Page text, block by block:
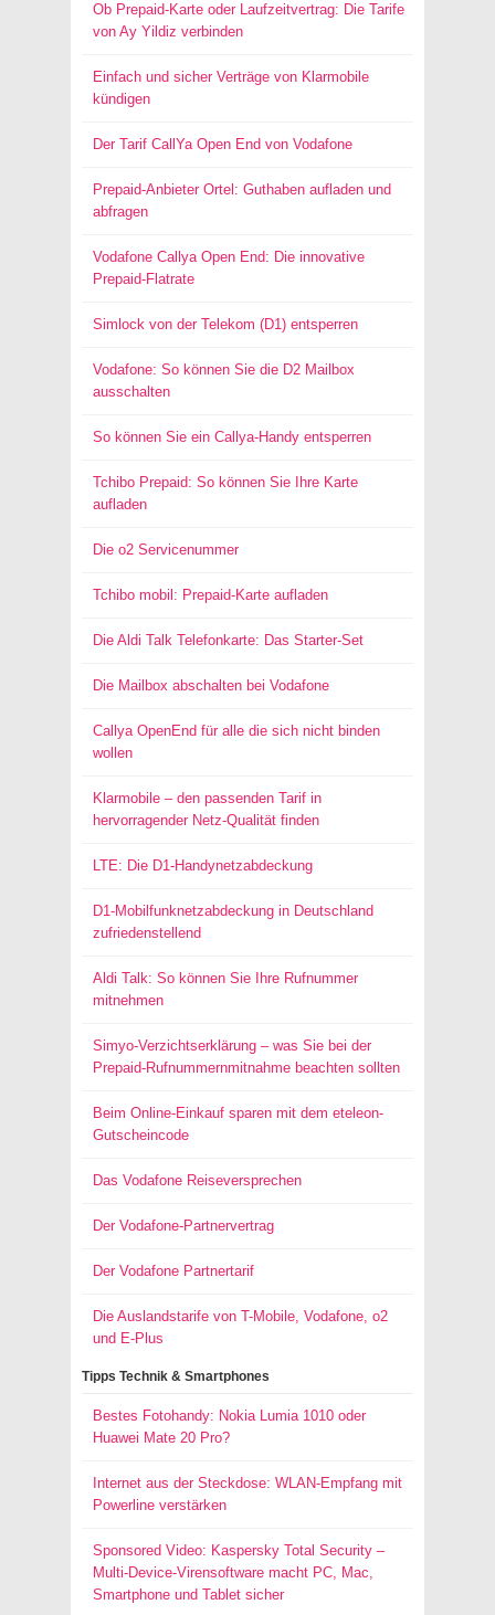
Ob Prepaid-Karte oder Laufzeitvertrag: Die Tarife
von Ay Yildiz verbinden
Einfach und sicher Verträge von Klarmobile
kündigen
Der Tarif CallYa Open End von Vodafone
Prepaid-Anbieter Ortel: Guthaben aufladen und
abfragen
Vodafone Callya Open End: Die innovative
Prepaid-Flatrate
Simlock von der Telekom (D1) entsperren
Vodafone: So können Sie die D2 Mailbox
ausschalten
So können Sie ein Callya-Handy entsperren
Tchibo Prepaid: So können Sie Ihre Karte
aufladen
Die o2 Servicenummer
Tchibo mobil: Prepaid-Karte aufladen
Die Aldi Talk Telefonkarte: Das Starter-Set
Die Mailbox abschalten bei Vodafone
Callya OpenEnd für alle die sich nicht binden
wollen
Klarmobile – den passenden Tarif in
hervorragender Netz-Qualität finden
LTE: Die D1-Handynetzabdeckung
D1-Mobilfunknetzabdeckung in Deutschland
zufriedenstellend
Aldi Talk: So können Sie Ihre Rufnummer
mitnehmen
Simyo-Verzichtserklärung – was Sie bei der
Prepaid-Rufnummernmitnahme beachten sollten
Beim Online-Einkauf sparen mit dem eteleon-
Gutscheincode
Das Vodafone Reiseversprechen
Der Vodafone-Partnervertrag
Der Vodafone Partnertarif
Die Auslandstarife von T-Mobile, Vodafone, o2
und E-Plus
Tipps Technik & Smartphones
Bestes Fotohandy: Nokia Lumia 1010 oder
Huawei Mate 20 Pro?
Internet aus der Steckdose: WLAN-Empfang mit
Powerline verstärken
Sponsored Video: Kaspersky Total Security –
Multi-Device-Virensoftware macht PC, Mac,
Smartphone und Tablet sicher